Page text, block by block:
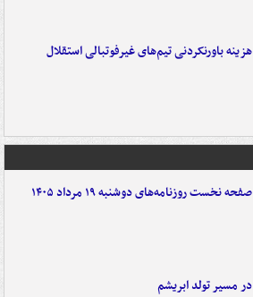
هزینه باورنکردنی تیم‌های غیرفوتبالی استقلال
صفحه نخست روزنامه‌های دوشنبه ۱۹ مرداد ۱۴۰۵
در مسیر تولد ابریشم